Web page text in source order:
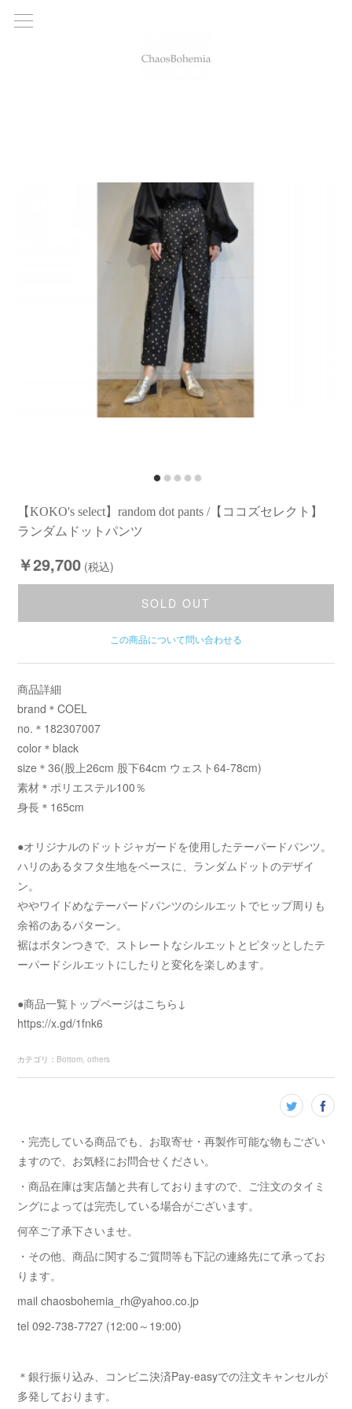
【KOKO's select】random dot pants /【ココズセレクト】
ランダムドットパンツ
￥29,700 (税込)
SOLD OUT
この商品について問い合わせる
商品詳細
brand＊COEL
no.＊182307007
color＊black
size＊36(股上26cm 股下64cm ウェスト64-78cm)
素材＊ポリエステル100％
身長＊165cm
●オリジナルのドットジャガードを使用したテーパードパンツ。
ハリのあるタフタ生地をベースに、ランダムドットのデザイ
ン。
ややワイドめなテーパードパンツのシルエットでヒップ周りも
余裕のあるパターン。
裾はボタンつきで、ストレートなシルエットとピタッとしたテ
ーパードシルエットにしたりと変化を楽しめます。
●商品一覧トップページはこちら↓
https://x.gd/1fnk6
カテゴリ ： Bottom others
・完売している商品でも、お取寄せ・再製作可能な物もござい
ますので、お気軽にお問合せください。
・商品在庫は実店舗と共有しておりますので、ご注文のタイミ
ングによっては完売している場合がございます。
何卒ご了承下さいませ。
・その他、商品に関するご質問等も下記の連絡先にて承ってお
ります。
mail chaosbohemia_rh@yahoo.co.jp
tel 092-738-7727 (12:00～19:00)
＊銀行振り込み、コンビニ決済Pay-easyでの注文キャンセルが
多発しております。